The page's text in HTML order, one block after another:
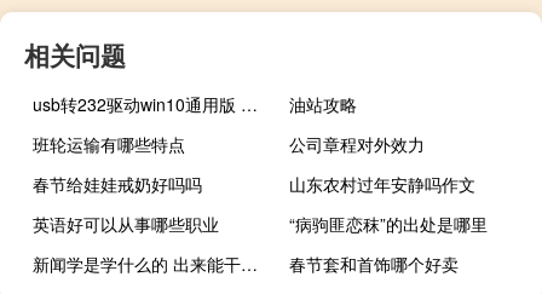
相关问题
usb转232驱动win10通用版 免费版（usb转232驱动win10通用版 免费版功能简介）
油站攻略
班轮运输有哪些特点
公司章程对外效力
春节给娃娃戒奶好吗吗
山东农村过年安静吗作文
英语好可以从事哪些职业
“病驹匪恋秣”的出处是哪里
新闻学是学什么的 出来能干什么（学新闻学可以干什么）
春节套和首饰哪个好卖